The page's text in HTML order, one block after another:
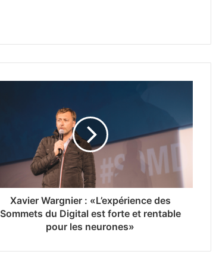
Xavier Wargnier : «L’expérience des
Sommets du Digital est forte et rentable
pour les neurones»